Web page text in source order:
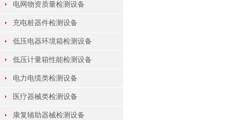
电网物资质量检测设备
充电桩器件检测设备
低压电器环境箱检测设备
低压计量箱性能检测设备
电力电缆类检测设备
医疗器械类检测设备
康复辅助器械检测设备